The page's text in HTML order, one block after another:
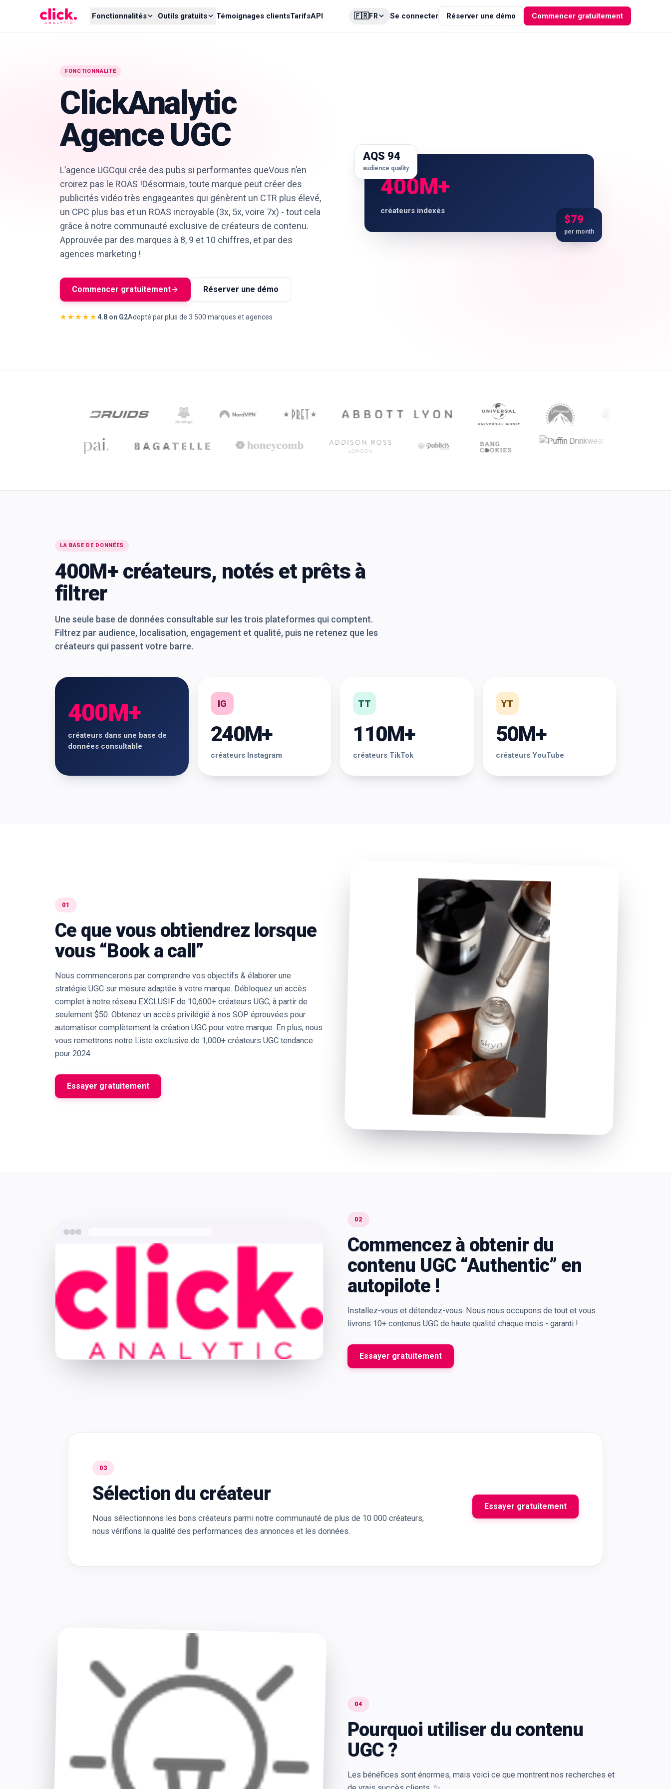
Fonctionnalités Outils gratuits Témoignages clientsTarifsAPI 🇫🇷FR Se connecter Réserver une démo Commencer gratuitement
FONCTIONNALITÉ
ClickAnalytic
Agence UGC
L’agence UGCqui crée des pubs si performantes queVous n’en
croirez pas le ROAS !Désormais, toute marque peut créer des
publicités vidéo très engageantes qui génèrent un CTR plus élevé,
un CPC plus bas et un ROAS incroyable (3x, 5x, voire 7x) - tout cela
grâce à notre communauté exclusive de créateurs de contenu.
Approuvée par des marques à 8, 9 et 10 chiffres, et par des
agences marketing !
Commencer gratuitement Réserver une démo
★★★★★4.8 on G2Adopté par plus de 3 500 marques et agences
400M+
créateurs indexés
AQS 94
audience quality
$79
per month
LA BASE DE DONNÉES
400M+ créateurs, notés et prêts à
filtrer
Une seule base de données consultable sur les trois plateformes qui comptent.
Filtrez par audience, localisation, engagement et qualité, puis ne retenez que les
créateurs qui passent votre barre.
400M+
créateurs dans une base de
données consultable
IG
240M+
créateurs Instagram
TT
110M+
créateurs TikTok
YT
50M+
créateurs YouTube
01
Ce que vous obtiendrez lorsque
vous “Book a call”
Nous commencerons par comprendre vos objectifs & élaborer une
stratégie UGC sur mesure adaptée à votre marque. Débloquez un accès
complet à notre réseau EXCLUSIF de 10,600+ créateurs UGC, à partir de
seulement $50. Obtenez un accès privilégié à nos SOP éprouvées pour
automatiser complètement la création UGC pour votre marque. En plus, nous
vous remettrons notre Liste exclusive de 1,000+ créateurs UGC tendance
pour 2024.
Essayer gratuitement
02
Commencez à obtenir du
contenu UGC “Authentic” en
autopilote !
Installez-vous et détendez-vous. Nous nous occupons de tout et vous
livrons 10+ contenus UGC de haute qualité chaque mois - garanti !
Essayer gratuitement
03
Sélection du créateur
Nous sélectionnons les bons créateurs parmi notre communauté de plus de 10 000 créateurs,
nous vérifions la qualité des performances des annonces et les données.
Essayer gratuitement
04
Pourquoi utiliser du contenu
UGC ?
Les bénéfices sont énormes, mais voici ce que montrent nos recherches et